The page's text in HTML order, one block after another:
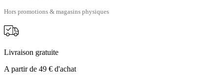
Hors promotions & magasins physiques
Livraison gratuite
A partir de 49 € d'achat